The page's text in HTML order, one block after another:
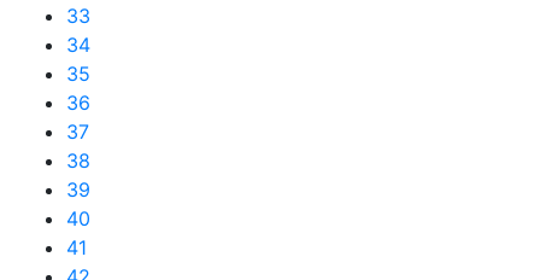
33
34
35
36
37
38
39
40
41